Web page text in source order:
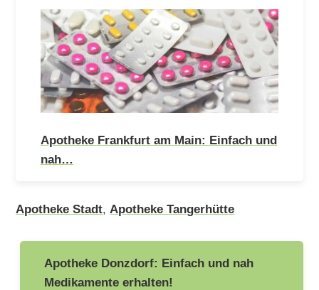
Apotheke Frankfurt am Main: Einfach und
nah…
Apotheke Stadt,Apotheke Tangerhütte
Beitragsnavigation
Apotheke Donzdorf: Einfach und nah
Medikamente erhalten!